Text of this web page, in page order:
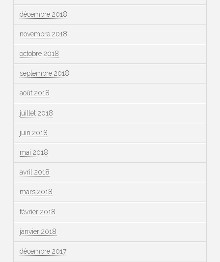
décembre 2018
novembre 2018
octobre 2018
septembre 2018
août 2018
juillet 2018
juin 2018
mai 2018
avril 2018
mars 2018
février 2018
janvier 2018
décembre 2017